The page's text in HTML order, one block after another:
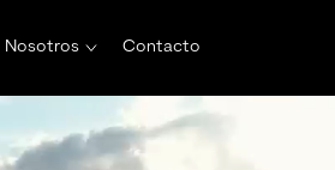
Nosotros Contacto